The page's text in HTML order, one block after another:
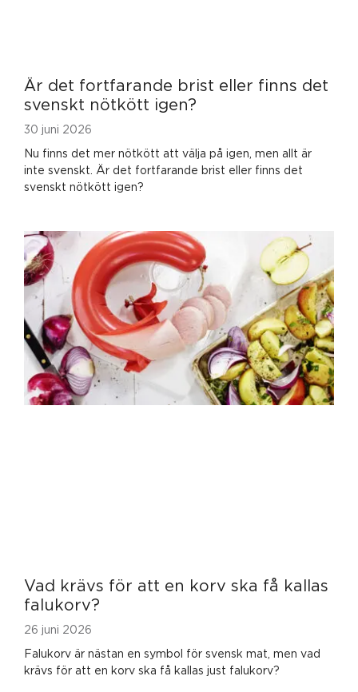
Är det fortfarande brist eller finns det
svenskt nötkött igen?
30 juni 2026
Nu finns det mer nötkött att välja på igen, men allt är
inte svenskt. Är det fortfarande brist eller finns det
svenskt nötkött igen?
Vad krävs för att en korv ska få kallas
falukorv?
26 juni 2026
Falukorv är nästan en symbol för svensk mat, men vad
krävs för att en korv ska få kallas just falukorv?